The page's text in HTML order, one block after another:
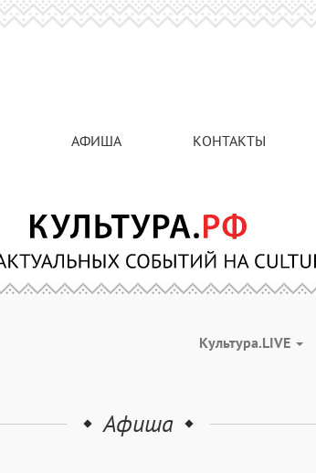
АФИША КОНТАКТЫ
Культура.LIVE
Афиша